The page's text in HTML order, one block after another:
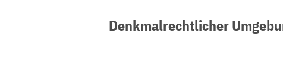
Denkmalrechtlicher